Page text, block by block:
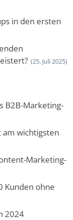
in den ersten
(25. Juli 2025)
B2B-Marketing-
am wichtigsten
Marketing-
Kunden ohne
2024